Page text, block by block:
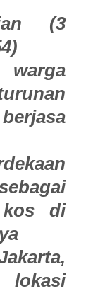
(3
warga
kos di
lokasi